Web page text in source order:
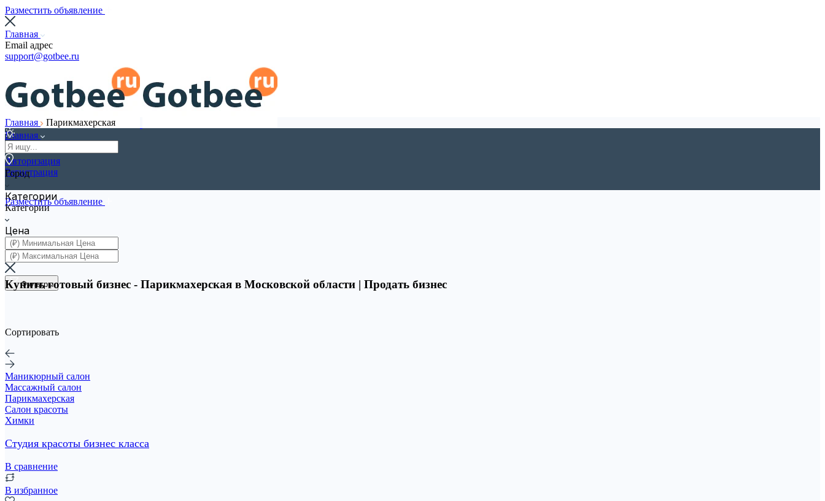
Разместить объявление
Главная
Email адрес
support@gotbee.ru
Главная
Авторизация
Регистрация
Разместить объявление
Главная Парикмахерская
Город
Категории
Категории
Цена
Фильтры
Купить готовый бизнес - Парикмахерская в Московской области | Продать бизнес
Сортировать
Маникюрный салон
Массажный салон
Парикмахерская
Салон красоты
Химки
Студия красоты бизнес класса
В сравнение
В избранное